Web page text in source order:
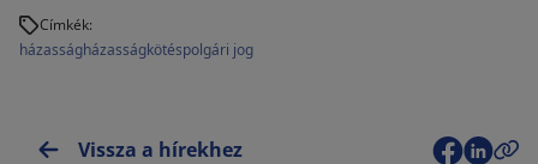
Címkék:
házasságházasságkötéspolgári jog
Vissza a hírekhez